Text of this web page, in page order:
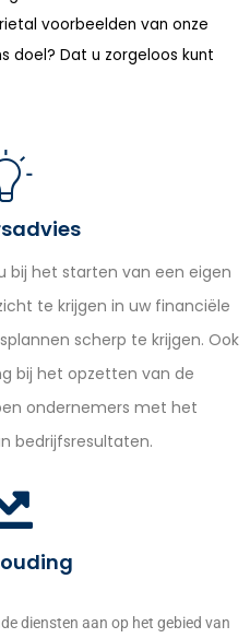
voorbeelden van onze
doel? Dat u zorgeloos kunt
bij het starten van een eigen
te krijgen in uw financiële
scherp te krijgen. Ook
bij het opzetten van de
ondernemers met het
bedrijfsresultaten.
diensten aan op het gebied van